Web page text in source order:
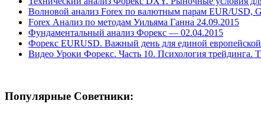
Волновой анализ Forex по валютным парам EUR/USD,
Forex Анализ по методам Уильяма Ганна 24.09.2015
Фундаментальный анализ Форекс — 02.04.2015
Форекс EURUSD. Важный день для единой
Видео Уроки Форекс. Часть 10. Психология трейдинга.
Популярные Советники: